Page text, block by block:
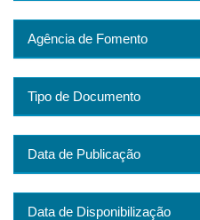
Agência de Fomento
Tipo de Documento
Data de Publicação
Data de Disponibilização